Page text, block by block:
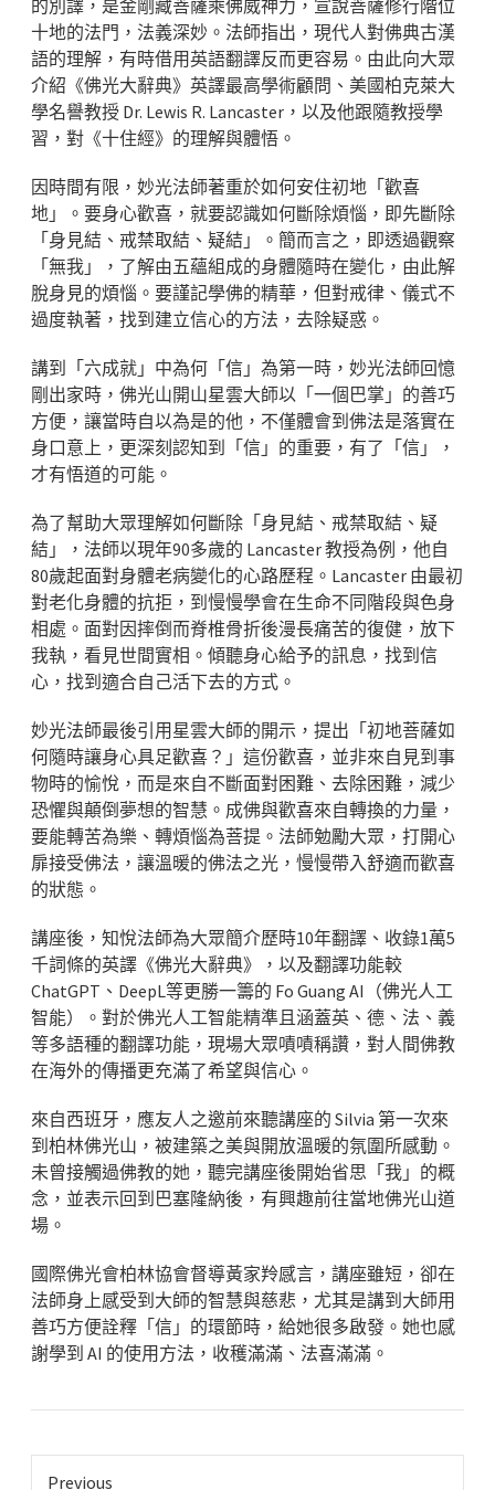
的別譯，是金剛藏菩薩乘佛威神力，宣說菩薩修行階位
十地的法門，法義深妙。法師指出，現代人對佛典古漢
語的理解，有時借用英語翻譯反而更容易。由此向大眾
介紹《佛光大辭典》英譯最高學術顧問、美國柏克萊大
學名譽教授 Dr. Lewis R. Lancaster，以及他跟隨教授學
習，對《十住經》的理解與體悟。
因時間有限，妙光法師著重於如何安住初地「歡喜
地」。要身心歡喜，就要認識如何斷除煩惱，即先斷除
「身見結、戒禁取結、疑結」。簡而言之，即透過觀察
「無我」，了解由五蘊組成的身體隨時在變化，由此解
脫身見的煩惱。要謹記學佛的精華，但對戒律、儀式不
過度執著，找到建立信心的方法，去除疑惑。
講到「六成就」中為何「信」為第一時，妙光法師回憶
剛出家時，佛光山開山星雲大師以「一個巴掌」的善巧
方便，讓當時自以為是的他，不僅體會到佛法是落實在
身口意上，更深刻認知到「信」的重要，有了「信」，
才有悟道的可能。
為了幫助大眾理解如何斷除「身見結、戒禁取結、疑
結」，法師以現年90多歲的 Lancaster 教授為例，他自
80歲起面對身體老病變化的心路歷程。Lancaster 由最初
對老化身體的抗拒，到慢慢學會在生命不同階段與色身
相處。面對因摔倒而脊椎骨折後漫長痛苦的復健，放下
我執，看見世間實相。傾聽身心給予的訊息，找到信
心，找到適合自己活下去的方式。
妙光法師最後引用星雲大師的開示，提出「初地菩薩如
何隨時讓身心具足歡喜？」這份歡喜，並非來自見到事
物時的愉悅，而是來自不斷面對困難、去除困難，減少
恐懼與顛倒夢想的智慧。成佛與歡喜來自轉換的力量，
要能轉苦為樂、轉煩惱為菩提。法師勉勵大眾，打開心
扉接受佛法，讓溫暖的佛法之光，慢慢帶入舒適而歡喜
的狀態。
講座後，知悅法師為大眾簡介歷時10年翻譯、收錄1萬5
千詞條的英譯《佛光大辭典》，以及翻譯功能較
ChatGPT、DeepL等更勝一籌的 Fo Guang AI（佛光人工
智能）。對於佛光人工智能精準且涵蓋英、德、法、義
等多語種的翻譯功能，現場大眾嘖嘖稱讚，對人間佛教
在海外的傳播更充滿了希望與信心。
來自西班牙，應友人之邀前來聽講座的 Silvia 第一次來
到柏林佛光山，被建築之美與開放溫暖的氛圍所感動。
未曾接觸過佛教的她，聽完講座後開始省思「我」的概
念，並表示回到巴塞隆納後，有興趣前往當地佛光山道
場。
國際佛光會柏林協會督導黃家羚感言，講座雖短，卻在
法師身上感受到大師的智慧與慈悲，尤其是講到大師用
善巧方便詮釋「信」的環節時，給她很多啟發。她也感
謝學到 AI 的使用方法，收穫滿滿、法喜滿滿。
Previous